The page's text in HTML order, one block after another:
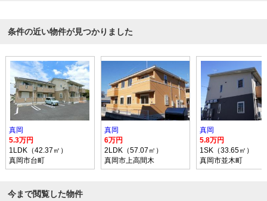
条件の近い物件が見つかりました
真岡
5.3万円
1LDK（42.37㎡）
真岡市台町
真岡
6万円
2LDK（57.07㎡）
真岡市上高間木
真岡
5.8万円
1SK（33.65㎡）
真岡市並木町
今まで閲覧した物件